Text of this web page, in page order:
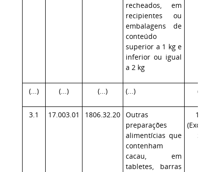
recheados, em
recipientes ou
embalagens de
conteúdo
superior a 1 kg e
inferior ou igual
a 2 kg
(...) (...) (...) (...) (...)
3.1 17.003.01 1806.32.20 Outras
preparações
alimentícias que
contenham
cacau, em
tabletes, barras
17.1
(Exceção:
SP)